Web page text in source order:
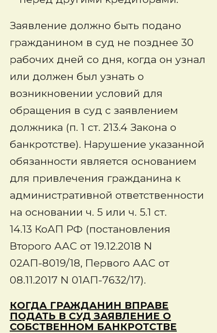
Заявление должно быть подано
гражданином в суд не позднее 30
рабочих дней со дня, когда он узнал
или должен был узнать о
возникновении условий для
обращения в суд с заявлением
должника (п. 1 ст. 213.4 Закона о
банкротстве). Нарушение указанной
обязанности является основанием
для привлечения гражданина к
административной ответственности
на основании ч. 5 или ч. 5.1 ст.
14.13 КоАП РФ (постановления
Второго ААС от 19.12.2018 N
02АП-8019/18, Первого ААС от
08.11.2017 N 01АП-7632/17).
КОГДА ГРАЖДАНИН ВПРАВЕ
ПОДАТЬ В СУД ЗАЯВЛЕНИЕ О
СОБСТВЕННОМ БАНКРОТСТВЕ